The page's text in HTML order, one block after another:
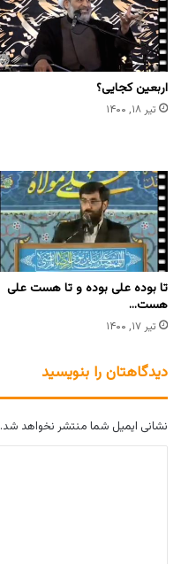
اربعین کجایی؟
تیر ۱۸, ۱۴۰۰
تا بوده علی بوده و تا هست علی
هست…
تیر ۱۷, ۱۴۰۰
دیدگاهتان را بنویسید
نشانی ایمیل شما منتشر نخواهد شد.